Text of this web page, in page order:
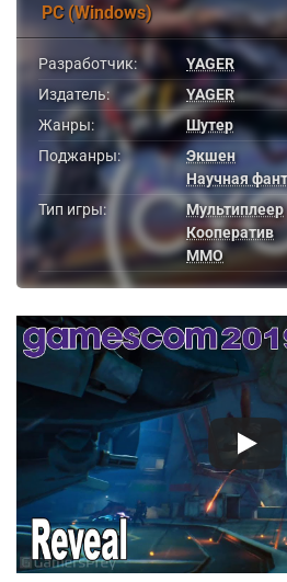
PC (Windows)
Разработчик:
YAGER
Издатель:
YAGER
Жанры:
Шутер
Поджанры:
Экшен
Научная
Тип игры:
Мультиплеер
Кооператив
MMO